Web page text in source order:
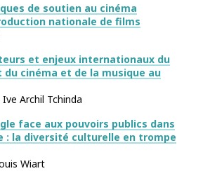
de soutien au cinéma
nationale de films
et enjeux internationaux du
du cinéma et de la musique au
Archil Tchinda
face aux pouvoirs publics dans
: la diversité culturelle en trompe
Wiart